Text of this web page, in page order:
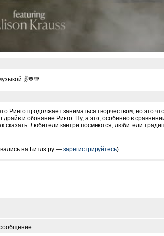
✌️💙💚
Ринго продолжает заниматься творчеством, но это
и обоняние Ринго. Ну, а это, особенно в
Любители кантри посмеются, любители
на Битлз.ру — зарегистрируйтесь):